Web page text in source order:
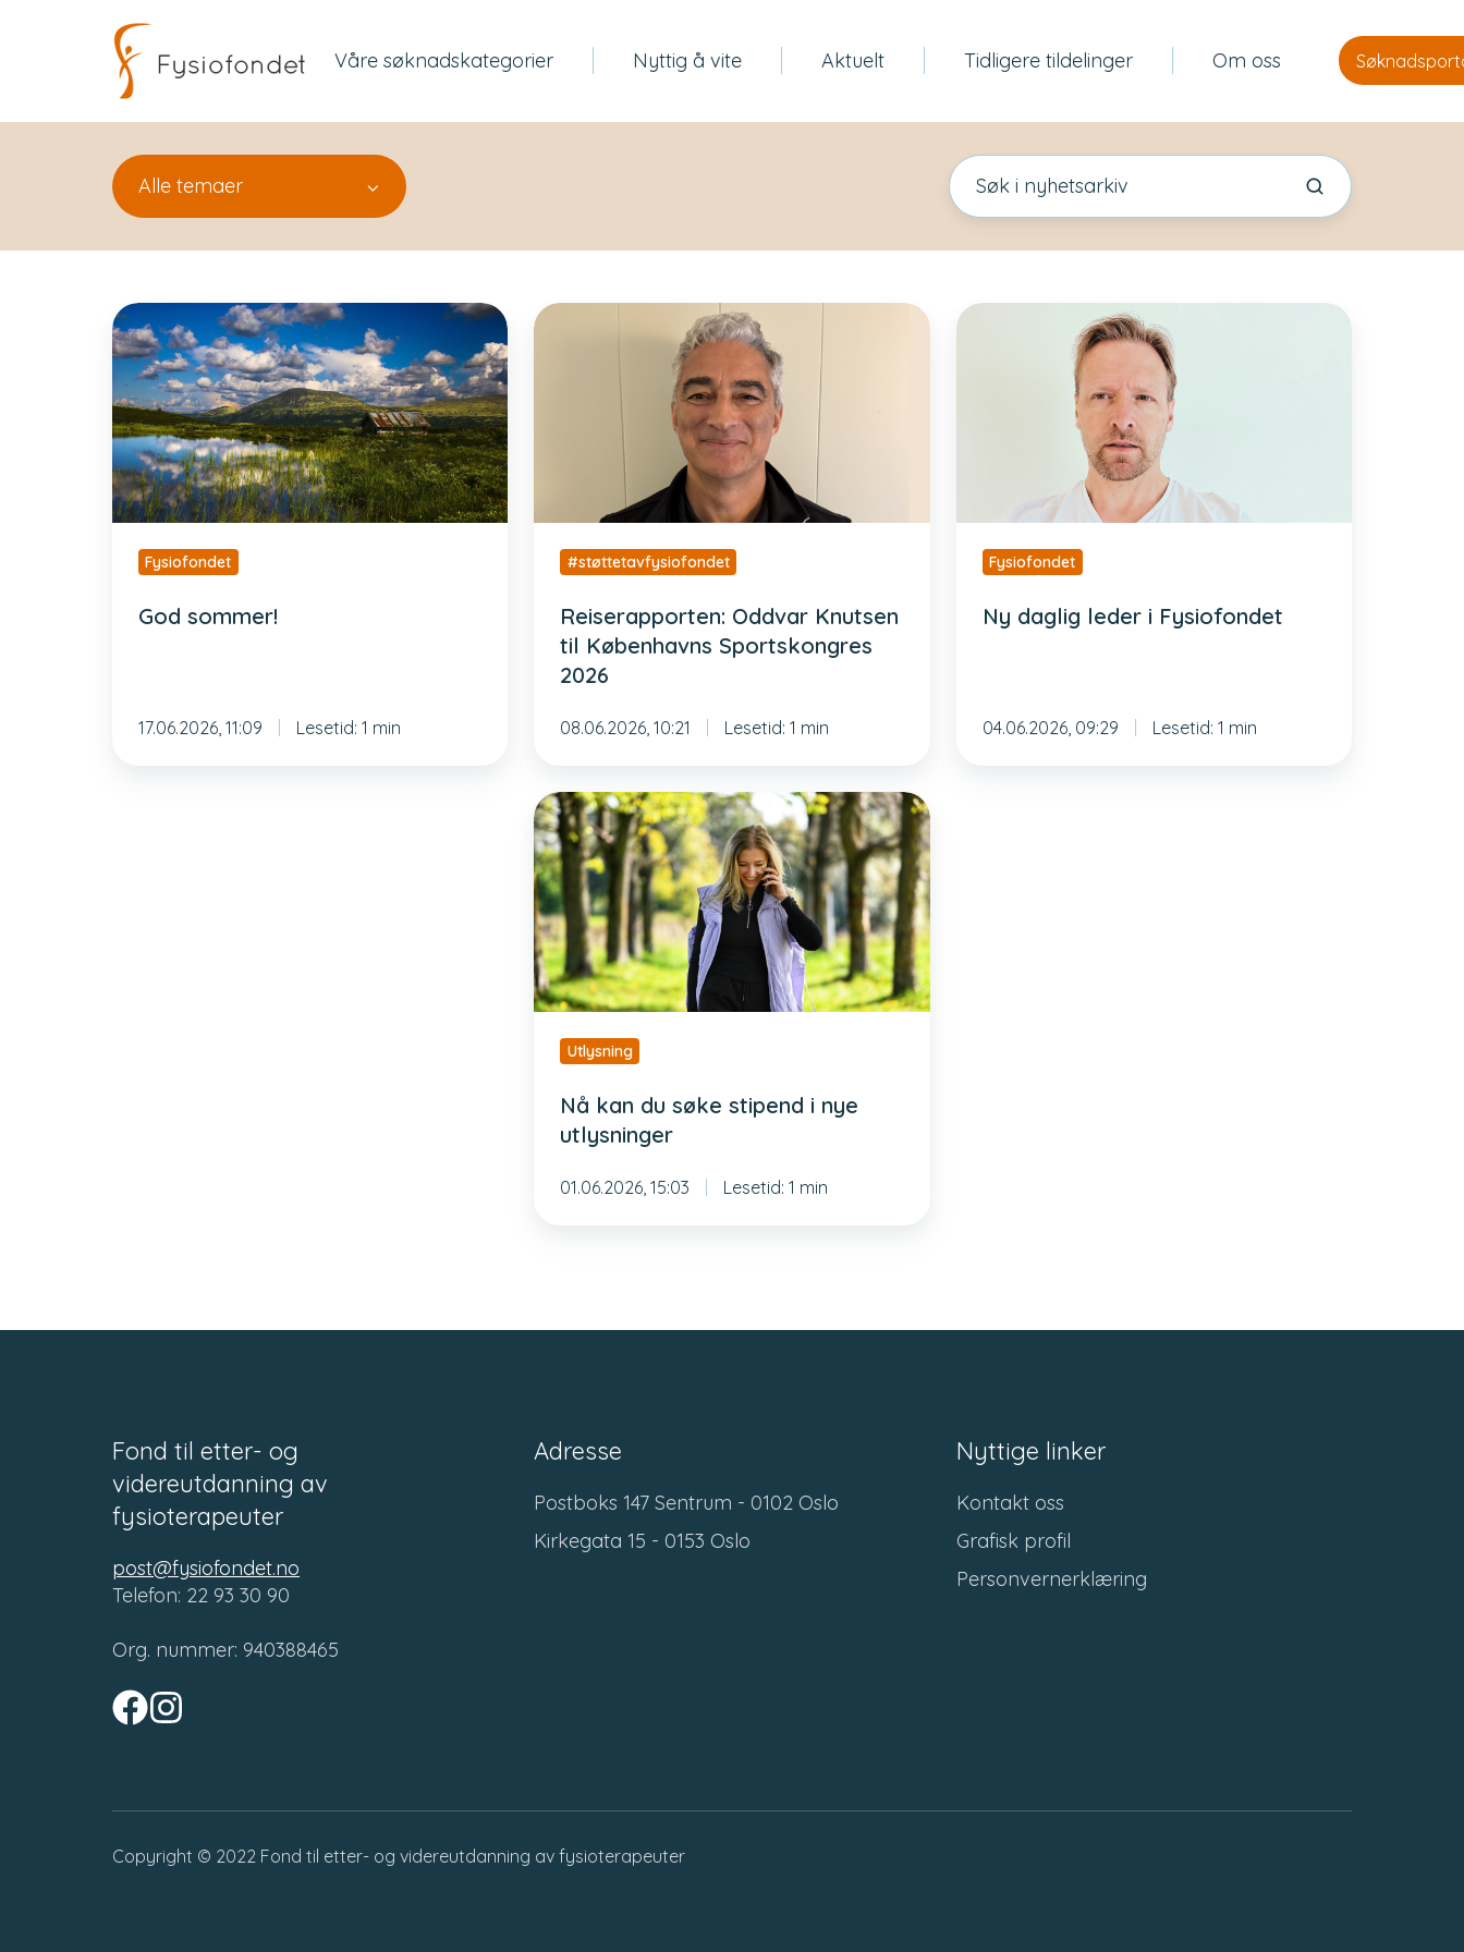
Våre søknadskategorier Nyttig å vite Aktuelt Tidligere tildelinger Om oss
Alle temaer
God
sommer!
Fysiofondet
God sommer!
17.06.2026, 11:09 Lesetid: 1 min
Reiserapporten:
Sportskongres
#støttetavfysiofondet
Reiserapporten: Oddvar Knutsen
til Københavns Sportskongres
2026
08.06.2026, 10:21 Lesetid: 1 min
Ny
Fysiofondet
Ny daglig leder i Fysiofondet
04.06.2026, 09:29 Lesetid: 1 min
Nå
kan
du
søke
stipend
i
nye
utlysninger
Utlysning
Nå kan du søke stipend i nye
utlysninger
01.06.2026, 15:03 Lesetid: 1 min
Fond til etter- og
videreutdanning av
fysioterapeuter
post@fysiofondet.no
Telefon: 22 93 30 90
Org. nummer: 940388465
Adresse
Postboks 147 Sentrum - 0102 Oslo
Kirkegata 15 - 0153 Oslo
Nyttige linker
Kontakt oss
Grafisk profil
Personvernerklæring
Copyright © 2022 Fond til etter- og videreutdanning av fysioterapeuter